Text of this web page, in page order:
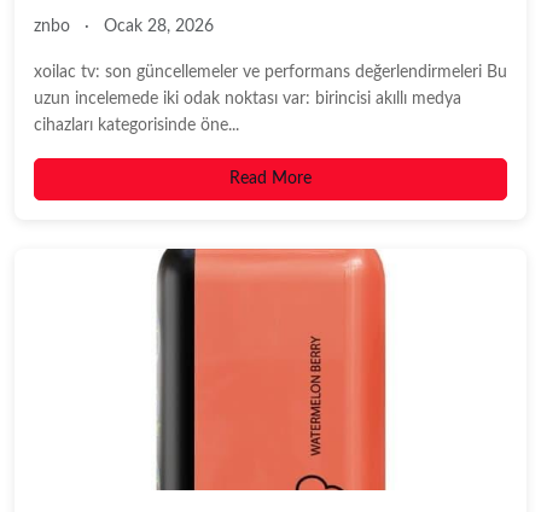
znbo · Ocak 28, 2026
xoilac tv: son güncellemeler ve performans değerlendirmeleri Bu
uzun incelemede iki odak noktası var: birincisi akıllı medya
cihazları kategorisinde öne...
Read More